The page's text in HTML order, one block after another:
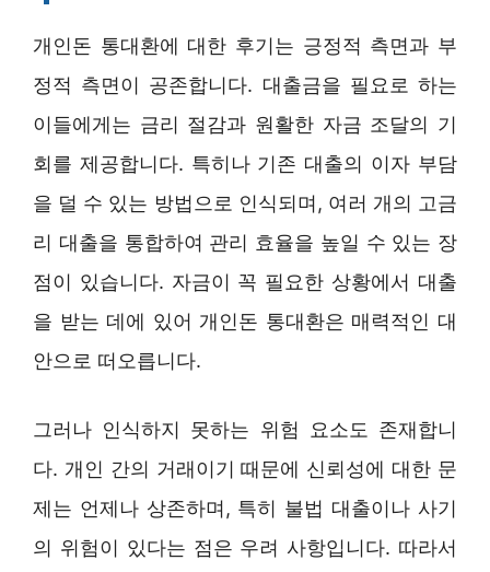
개인돈 통대환에 대한 후기는 긍정적 측면과 부
정적 측면이 공존합니다. 대출금을 필요로 하는
이들에게는 금리 절감과 원활한 자금 조달의 기
회를 제공합니다. 특히나 기존 대출의 이자 부담
을 덜 수 있는 방법으로 인식되며, 여러 개의 고금
리 대출을 통합하여 관리 효율을 높일 수 있는 장
점이 있습니다. 자금이 꼭 필요한 상황에서 대출
을 받는 데에 있어 개인돈 통대환은 매력적인 대
안으로 떠오릅니다.
그러나 인식하지 못하는 위험 요소도 존재합니
다. 개인 간의 거래이기 때문에 신뢰성에 대한 문
제는 언제나 상존하며, 특히 불법 대출이나 사기
의 위험이 있다는 점은 우려 사항입니다. 따라서